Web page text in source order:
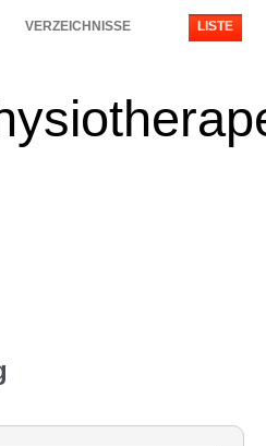
VERZEICHNISSE LISTE